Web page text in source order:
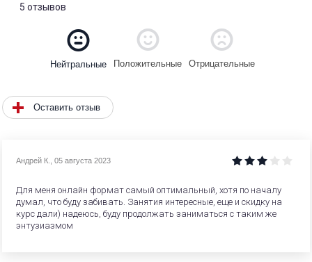
5 отзывов
Нейтральные Положительные Отрицательные
Оставить отзыв
Андрей К. 05 августа 2023
Для меня онлайн формат самый оптимальный, хотя по началу
думал, что буду забивать. Занятия интересные, еще и скидку на
курс дали) надеюсь, буду продолжать заниматься с таким же
энтузиазмом